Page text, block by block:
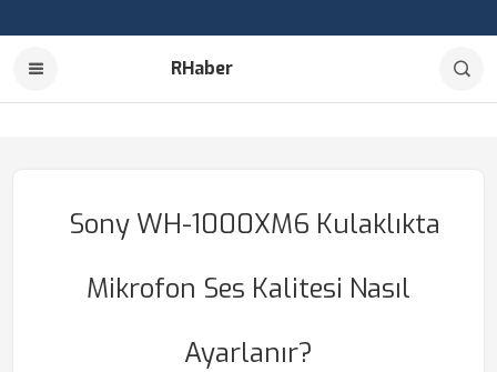
RHaber
Sony WH-1000XM6 Kulaklıkta
Mikrofon Ses Kalitesi Nasıl
Ayarlanır?